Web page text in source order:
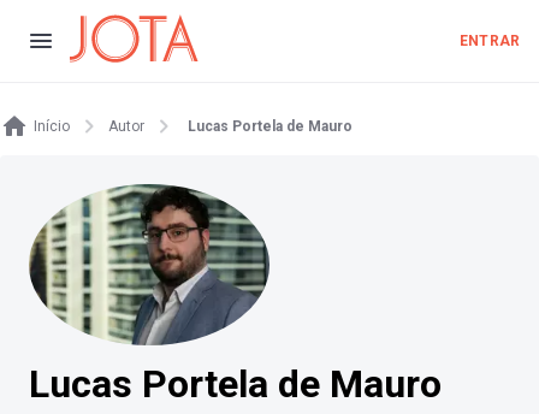
ENTRAR
Início Autor Lucas Portela de Mauro
Lucas Portela de Mauro